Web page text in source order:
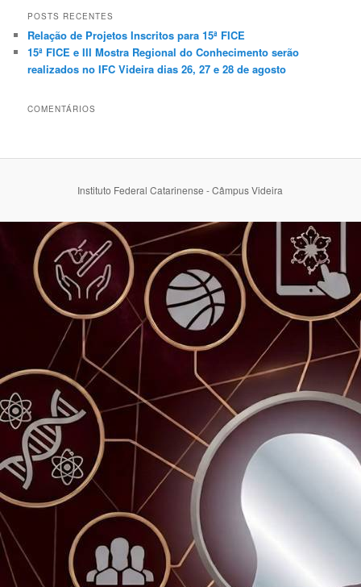
POSTS RECENTES
Relação de Projetos Inscritos para 15ª FICE
15ª FICE e III Mostra Regional do Conhecimento serão
realizados no IFC Videira dias 26, 27 e 28 de agosto
COMENTÁRIOS
Instituto Federal Catarinense - Câmpus Videira